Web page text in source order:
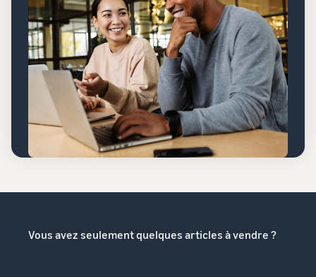
Vous avez seulement quelques articles à vendre ?